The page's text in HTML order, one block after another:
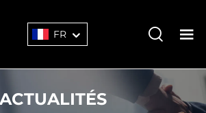
FR
ACTUALITÉS